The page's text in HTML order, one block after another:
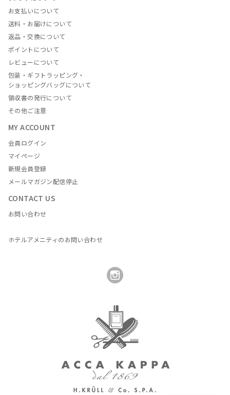
お支払いについて
送料・お届けについて
返品・交換について
ポイントについて
レビューについて
包装・ギフトラッピング・
ショッピングバッグについて
領収書の発行について
その他ご注意
MY ACCOUNT
会員ログイン
マイページ
新規会員登録
メールマガジン配信停止
CONTACT US
お問い合わせ
ホテルアメニティのお問い合わせ